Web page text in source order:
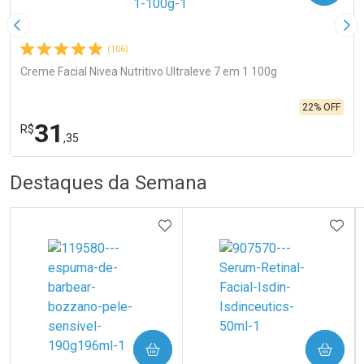
Imagem Anterior
(106)
Creme Facial Nivea Nutritivo Ultraleve 7 em 1 100g
R$31 ,35
22% OFF
Laboratório
Por Menos
Destaques da Semana
ADICIONAR AOS FAVORITOS
COMPRAR COMPRAR